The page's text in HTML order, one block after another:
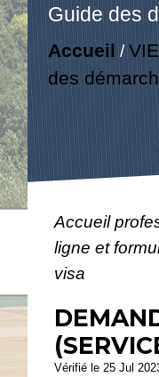
Guide des
Accueil /
des
Accueil
ligne et
visa
Vérifié le 25 Jul